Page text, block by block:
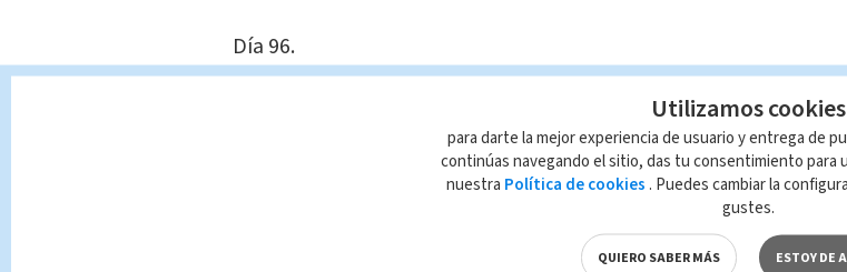
Día 96.
Sí se puede bajar el precio de las medicinas. Sí se pueden
monopolios. Costa Rica puede retomar la ruta hacia una nueva era,
en la que las próximas generaciones crezcan en un mejor país.
Utilizamos cookies
para darte la mejor experiencia de usuario y entrega de
continúas navegando el sitio, das tu consentimiento para
nuestra Política de cookies . Puedes cambiar la
gustes.
QUIERO SABER MÁS ESTOY DE